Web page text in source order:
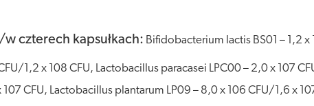
czterech kapsułkach: Bifidobacterium lactis BS01 – 1,2
1,2 x 108 CFU, Lactobacillus paracasei LPC00 – 2,0 x 107
CFU, Lactobacillus plantarum LP09 – 8,0 x 106 CFU/1,6 x